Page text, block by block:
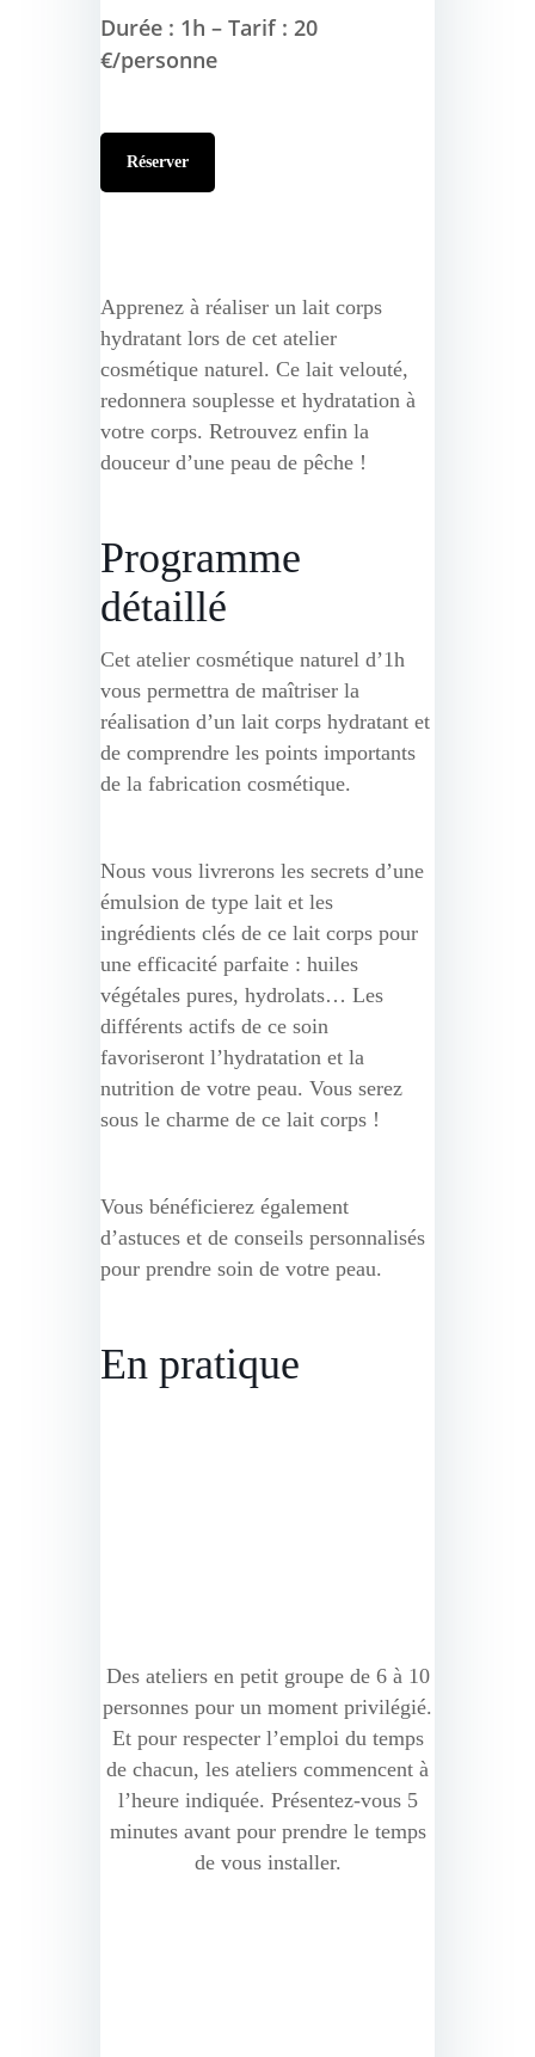
Durée : 1h – Tarif : 20
€/personne
Réserver
Apprenez à réaliser un lait corps
hydratant lors de cet atelier
cosmétique naturel. Ce lait velouté,
redonnera souplesse et hydratation à
votre corps. Retrouvez enfin la
douceur d’une peau de pêche !
Programme
détaillé
Cet atelier cosmétique naturel d’1h
vous permettra de maîtriser la
réalisation d’un lait corps hydratant et
de comprendre les points importants
de la fabrication cosmétique.
Nous vous livrerons les secrets d’une
émulsion de type lait et les
ingrédients clés de ce lait corps pour
une efficacité parfaite : huiles
végétales pures, hydrolats… Les
différents actifs de ce soin
favoriseront l’hydratation et la
nutrition de votre peau. Vous serez
sous le charme de ce lait corps !
Vous bénéficierez également
d’astuces et de conseils personnalisés
pour prendre soin de votre peau.
En pratique
Des ateliers en petit groupe de 6 à 10
personnes pour un moment privilégié.
Et pour respecter l’emploi du temps
de chacun, les ateliers commencent à
l’heure indiquée. Présentez-vous 5
minutes avant pour prendre le temps
de vous installer.